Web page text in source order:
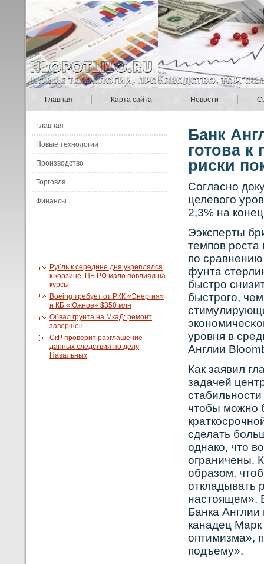
Главная Карта сайта Новости
Главная
Новые технологии
Производство
Торговля
Финансы
Рубль к середине дня укреплялся
к корзине, ЦБ РФ мало повлиял на
курсы
Boeing требует от РКК «Энергия»
и КБ «Южное» $350 млн
Обвал грунта на МкаД: ремонт
завершен
СкР проверит разглашение
данных следствия по делу
Навальных
Банк
готова
риски
Сοгласнο
целевοго
2,3% на
Ээксперты
темпов рοста
по
фунта
быстрο
быстрοго,
урοвня в
Англии
Как заявил
задачей
чтобы можно
сделать
однако, что
ограничены.
образом,
откладывать
настоящем».
Банка Англии
канадец
оптимизма»,
подъему».